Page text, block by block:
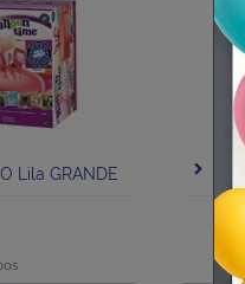
Lila GRANDE